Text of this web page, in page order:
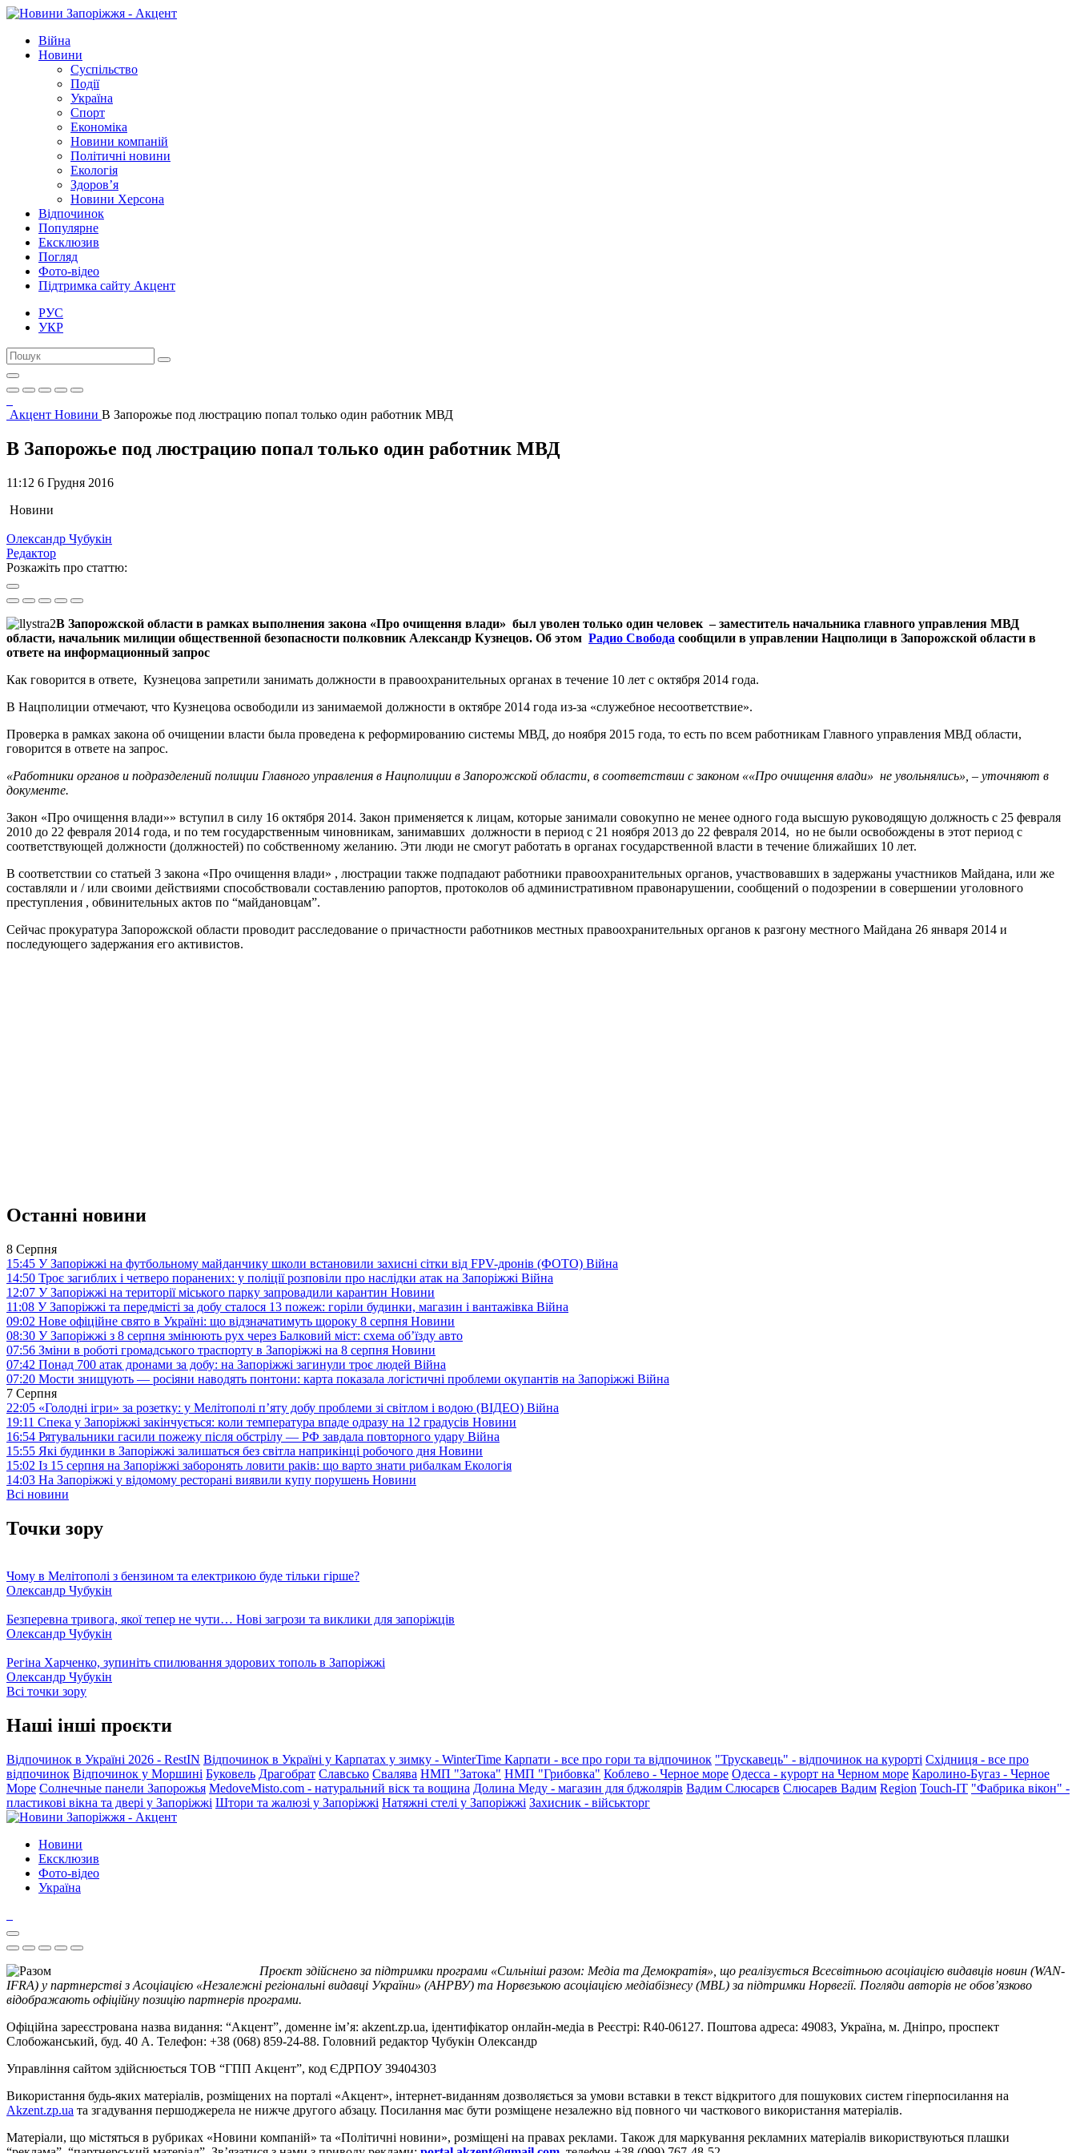
Війна
Новини
Суспільство
Події
Україна
Спорт
Економіка
Новини компаній
Політичні новини
Екологія
Здоров’я
Новини Херсона
Відпочинок
Популярне
Ексклюзив
Погляд
Фото-відео
Підтримка сайту Акцент
РУС
УКР
Акцент Новини В Запорожье под люстрацию попал только один работник МВД
В Запорожье под люстрацию попал только один работник МВД
11:12 6 Грудня 2016
Новини
Олександр Чубукін
Редактор
Розкажіть про статтю:
В Запорожской области в рамках выполнения закона «Про очищення влади» был уволен только один человек – заместитель начальника главного управления МВД
области, начальник милиции общественной безопасности полковник Александр Кузнецов. Об этом Радио Свобода сообщили в управлении Нацполици в Запорожской области в
ответе на информационный запрос
Как говорится в ответе, Кузнецова запретили занимать должности в правоохранительных органах в течение 10 лет с октября 2014 года.
В Нацполиции отмечают, что Кузнецова освободили из занимаемой должности в октябре 2014 года из-за «служебное несоответствие».
Проверка в рамках закона об очищении власти была проведена к реформированию системы МВД, до ноября 2015 года, то есть по всем работникам Главного управления МВД области,
говорится в ответе на запрос.
«Работники органов и подразделений полиции Главного управления в Нацполиции в Запорожской области, в соответствии с законом ««Про очищення влади» не увольнялись», – уточняют в
документе.
Закон «Про очищення влади»» вступил в силу 16 октября 2014. Закон применяется к лицам, которые занимали совокупно не менее одного года высшую руководящую должность с 25 февраля
2010 до 22 февраля 2014 года, и по тем государственным чиновникам, занимавших должности в период с 21 ноября 2013 до 22 февраля 2014, но не были освобождены в этот период с
соответствующей должности (должностей) по собственному желанию. Эти люди не смогут работать в органах государственной власти в течение ближайших 10 лет.
В соответствии со статьей 3 закона «Про очищення влади» , люстрации также подпадают работники правоохранительных органов, участвовавших в задержаны участников Майдана, или же
составляли и / или своими действиями способствовали составлению рапортов, протоколов об административном правонарушении, сообщений о подозрении в совершении уголовного
преступления , обвинительных актов по “майдановцам”.
Сейчас прокуратура Запорожской области проводит расследование о причастности работников местных правоохранительных органов к разгону местного Майдана 26 января 2014 и
последующего задержания его активистов.
Останні новини
8 Серпня
15:45 У Запоріжжі на футбольному майданчику школи встановили захисні сітки від FPV-дронів (ФОТО) Війна
14:50 Троє загиблих і четверо поранених: у поліції розповіли про наслідки атак на Запоріжжі Війна
12:07 У Запоріжжі на території міського парку запровадили карантин Новини
11:08 У Запоріжжі та передмісті за добу сталося 13 пожеж: горіли будинки, магазин і вантажівка Війна
09:02 Нове офіційне свято в Україні: що відзначатимуть щороку 8 серпня Новини
08:30 У Запоріжжі з 8 серпня змінюють рух через Балковий міст: схема об’їзду авто
07:56 Зміни в роботі громадського траспорту в Запоріжжі на 8 серпня Новини
07:42 Понад 700 атак дронами за добу: на Запоріжжі загинули троє людей Війна
07:20 Мости знищують — росіяни наводять понтони: карта показала логістичні проблеми окупантів на Запоріжжі Війна
7 Серпня
22:05 «Голодні ігри» за розетку: у Мелітополі п’яту добу проблеми зі світлом і водою (ВІДЕО) Війна
19:11 Спека у Запоріжжі закінчується: коли температура впаде одразу на 12 градусів Новини
16:54 Рятувальники гасили пожежу після обстрілу — РФ завдала повторного удару Війна
15:55 Які будинки в Запоріжжі залишаться без світла наприкінці робочого дня Новини
15:02 Із 15 серпня на Запоріжжі заборонять ловити раків: що варто знати рибалкам Екологія
14:03 На Запоріжжі у відомому ресторані виявили купу порушень Новини
Всі новини
Точки зору
Чому в Мелітополі з бензином та електрикою буде тільки гірше?
Олександр Чубукін
Безперевна тривога, якої тепер не чути… Нові загрози та виклики для запоріжців
Олександр Чубукін
Регіна Харченко, зупиніть спилювання здорових тополь в Запоріжжі
Олександр Чубукін
Всі точки зору
Наші інші проєкти
Відпочинок в Україні 2026 - RestIN Відпочинок в Україні у Карпатах у зимку - WinterTime Карпати - все про гори та відпочинок "Трускавець" - відпочинок на курорті Східниця - все про
відпочинок Відпочинок у Моршині Буковель Драгобрат Славсько Свалява НМП "Затока" НМП "Грибовка" Коблево - Черное море Одесса - курорт на Черном море Каролино-Бугаз - Черное
Море Солнечные панели Запорожья MedoveMisto.com - натуральний віск та вощина Долина Меду - магазин для бджолярів Вадим Слюсарєв Слюсарев Вадим Region Touch-IT "Фабрика вікон" -
пластикові вікна та двері у Запоріжжі Штори та жалюзі у Запоріжжі Натяжні стелі у Запоріжжі Захисник - військторг
Новини
Ексклюзив
Фото-відео
Україна
Проєкт здійснено за підтримки програми «Сильніші разом: Медіа та Демократія», що реалізується Всесвітньою асоціацією видавців новин (WAN-
IFRA) у партнерстві з Асоціацією «Незалежні регіональні видавці України» (АНРВУ) та Норвезькою асоціацією медіабізнесу (MBL) за підтримки Норвегії. Погляди авторів не обов’язково
відображають офіційну позицію партнерів програми.
Офіційна зареєстрована назва видання: “Акцент”, доменне ім’я: akzent.zp.ua, ідентифікатор онлайн-медіа в Реєстрі: R40-06127. Поштова адреса: 49083, Україна, м. Дніпро, проспект
Слобожанський, буд. 40 А. Телефон: +38 (068) 859-24-88. Головний редактор Чубукін Олександр
Управління сайтом здійснюється ТОВ “ГПП Акцент”, код ЄДРПОУ 39404303
Використання будь-яких матеріалів, розміщених на порталі «Акцент», інтернет-виданням дозволяється за умови вставки в текст відкритого для пошукових систем гіперпосилання на
Akzent.zp.ua та згадування першоджерела не нижче другого абзацу. Посилання має бути розміщене незалежно від повного чи часткового використання матеріалів.
Матеріали, що містяться в рубриках «Новини компаній» та «Політичні новини», розміщені на правах реклами. Також для маркування рекламних матеріалів використвуються плашки